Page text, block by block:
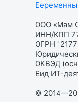
ООО «Мам
ИНН/КПП
ОГРН
ОКВЭД
Вид ИТ-
©